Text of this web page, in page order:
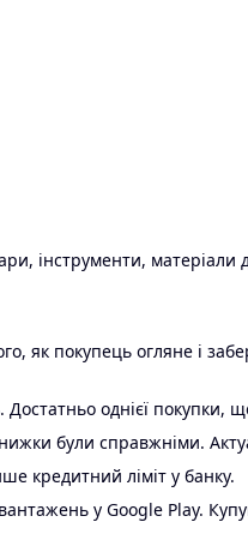
інструменти, матеріали
як покупець огляне і
однієї покупки,
були справжніми.
кредитний ліміт у банку.
у Google Play.